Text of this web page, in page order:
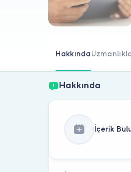
Hakkında
Hakkında
İçerik